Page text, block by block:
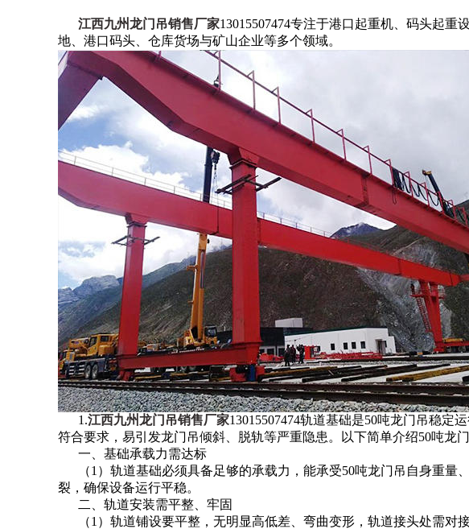
江西九州龙门吊销售厂家13015507474专注于港口起重机、码头起
地、港口码头、仓库货场与矿山企业等多个领域。
1.江西九州龙门吊销售厂家13015507474轨道基础是50吨龙门吊稳定
符合要求，易引发龙门吊倾斜、脱轨等严重隐患。以下简单介绍50吨龙
一、基础承载力需达标
（1）轨道基础必须具备足够的承载力，能承受50吨龙门吊自身重
裂，确保设备运行平稳。
二、轨道安装需平整、牢固
（1）轨道铺设要平整，无明显高低差、弯曲变形，轨道接头处需